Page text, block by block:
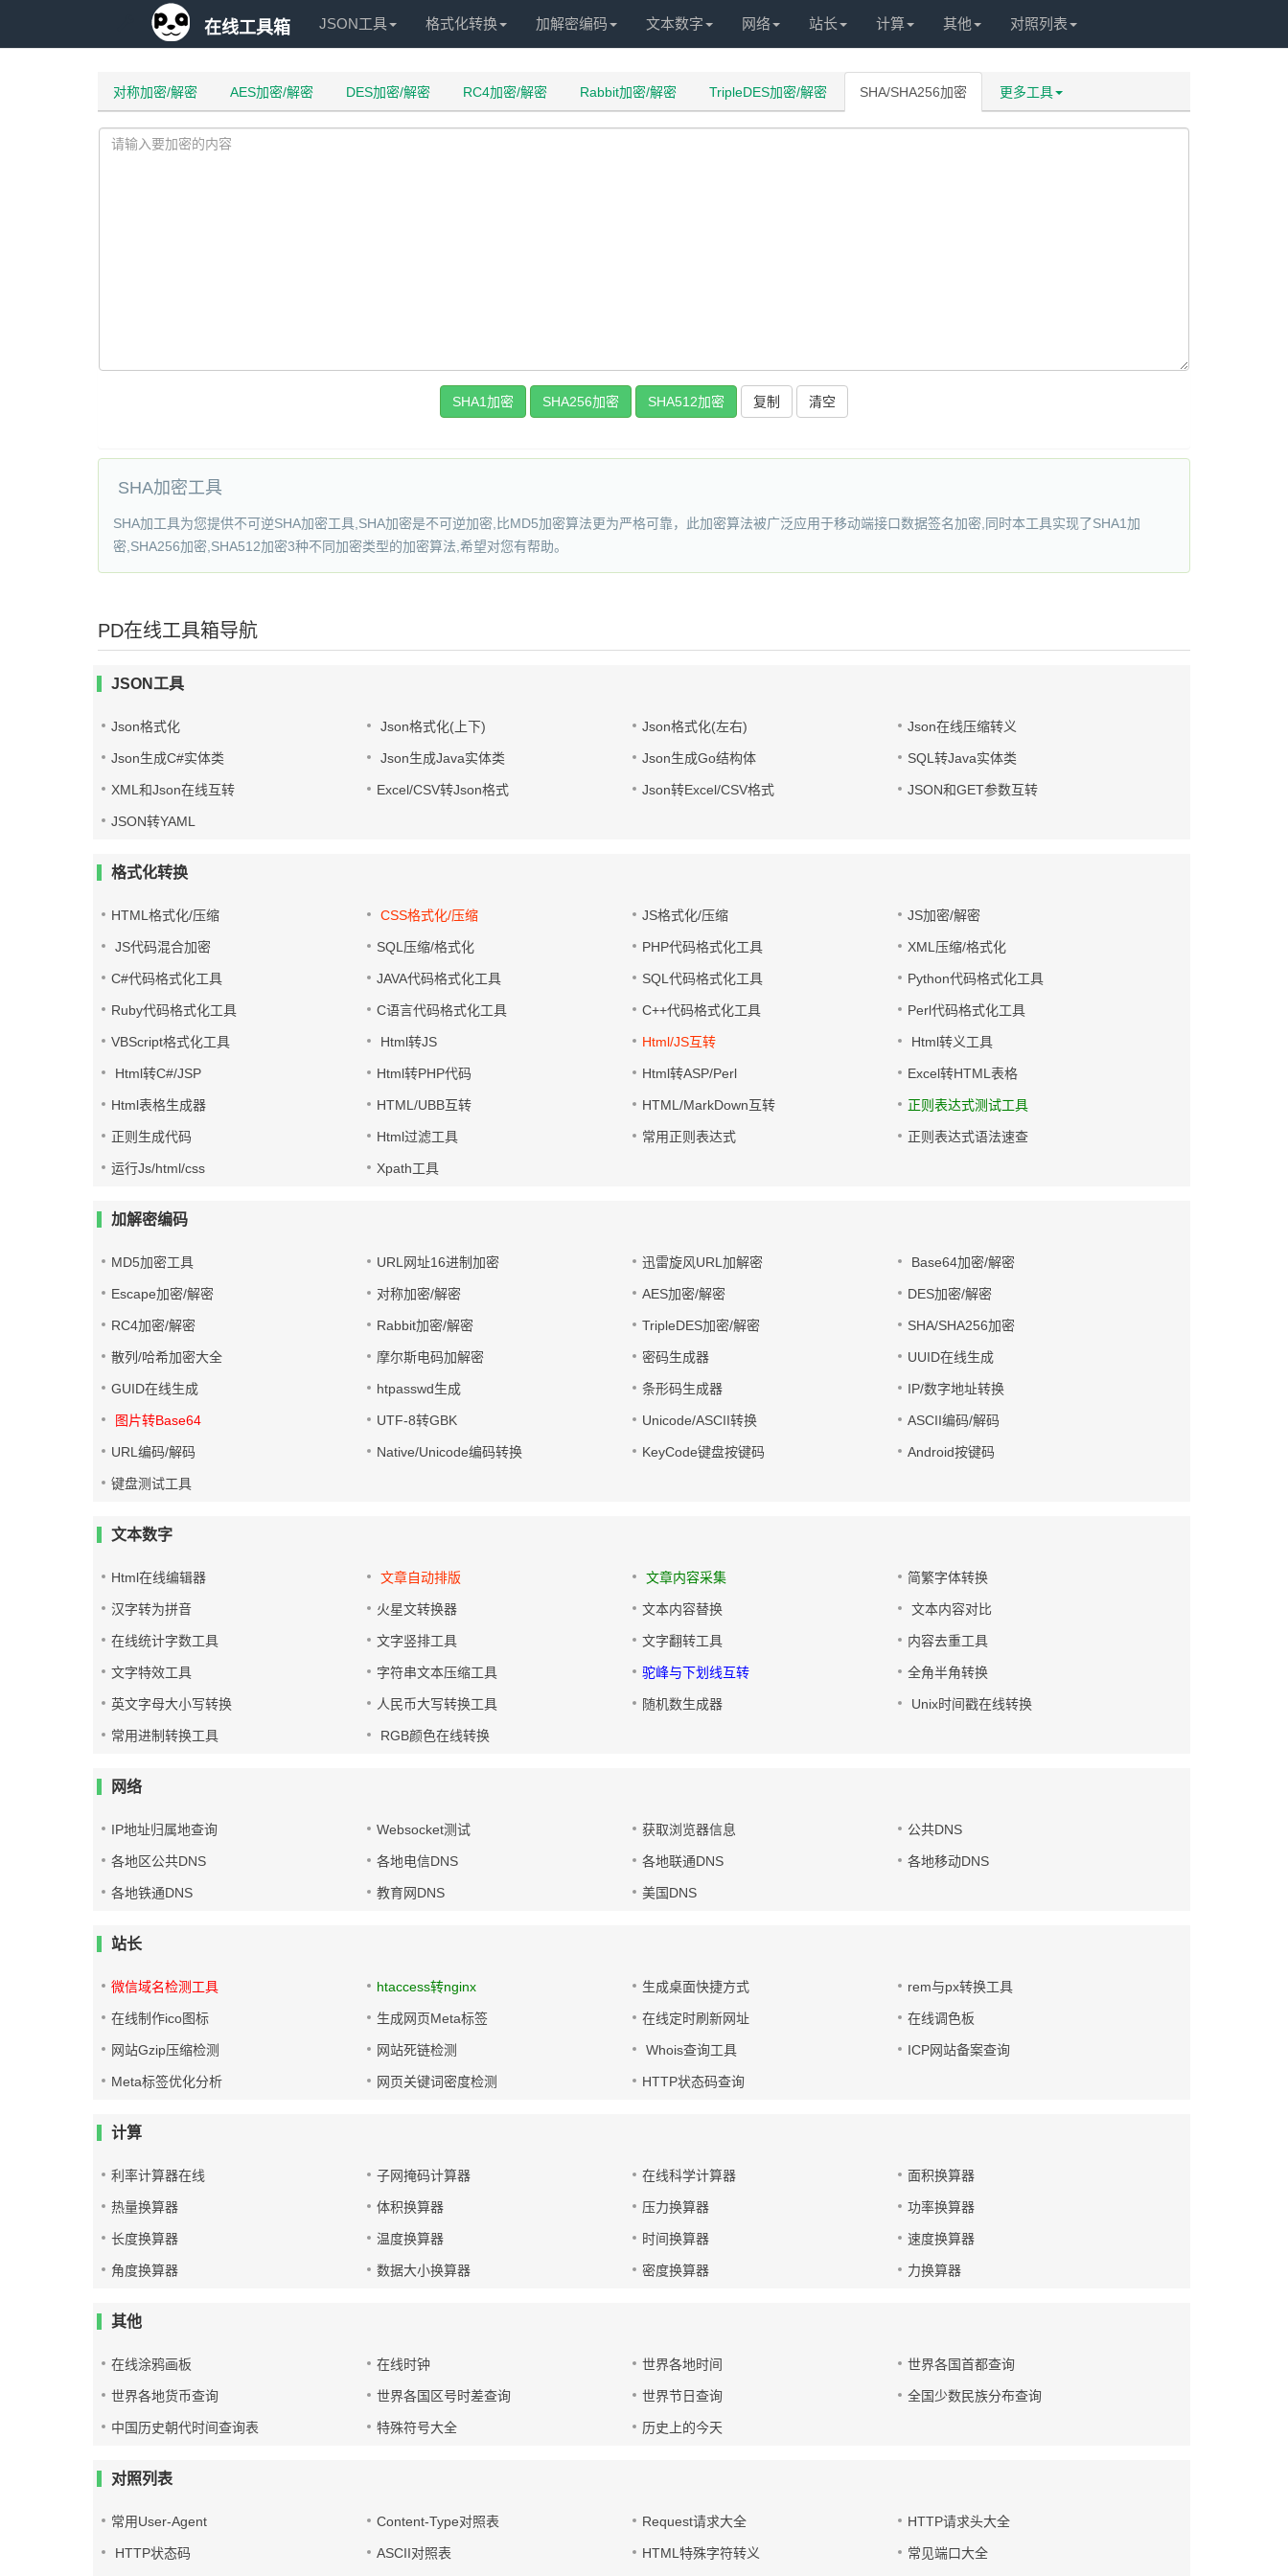
在线工具箱 JSON工具 格式化转换 加解密编码 文本数字 网络 站长 计算 其他 对照列表
对称加密/解密 AES加密/解密 DES加密/解密 RC4加密/解密 Rabbit加密/解密 TripleDES加密/解密 SHA/SHA256加密 更多工具
SHA1加密 SHA256加密 SHA512加密 复制
SHA加密工具
SHA加工具为您提供不可逆SHA加密工具,SHA加密是不可逆加密,比MD5加密算法更为严格可靠，此加密算法被广泛应用于移动端接口数据签名加密,同时本工具实现了SHA1加
密,SHA256加密,SHA512加密3种不同加密类型的加密算法,希望对您有帮助。
PD在线工具箱导航
JSON工具
Json格式化 Json格式化(上下) Json格式化(左右) Json在线压缩转义
Json生成C#实体类 Json生成Java实体类 Json生成Go结构体 SQL转Java实体类
XML和Json在线互转 Excel/CSV转Json格式 Json转Excel/CSV格式 JSON和GET参数互转
JSON转YAML
格式化转换
HTML格式化/压缩 CSS格式化/压缩 JS格式化/压缩 JS加密/解密
JS代码混合加密 SQL压缩/格式化 PHP代码格式化工具 XML压缩/格式化
C#代码格式化工具 JAVA代码格式化工具 SQL代码格式化工具 Python代码格式化工具
Ruby代码格式化工具 C语言代码格式化工具 C++代码格式化工具 Perl代码格式化工具
VBScript格式化工具 Html转JS Html/JS互转 Html转义工具
Html转C#/JSP Html转PHP代码 Html转ASP/Perl Excel转HTML表格
Html表格生成器 HTML/UBB互转 HTML/MarkDown互转 正则表达式测试工具
正则生成代码 Html过滤工具 常用正则表达式 正则表达式语法速查
运行Js/html/css Xpath工具
加解密编码
MD5加密工具 URL网址16进制加密 迅雷旋风URL加解密 Base64加密/解密
Escape加密/解密 对称加密/解密 AES加密/解密 DES加密/解密
RC4加密/解密 Rabbit加密/解密 TripleDES加密/解密 SHA/SHA256加密
散列/哈希加密大全 摩尔斯电码加解密 密码生成器 UUID在线生成
GUID在线生成 htpasswd生成 条形码生成器 IP/数字地址转换
图片转Base64 UTF-8转GBK Unicode/ASCII转换 ASCII编码/解码
URL编码/解码 Native/Unicode编码转换 KeyCode键盘按键码 Android按键码
键盘测试工具
文本数字
Html在线编辑器 文章自动排版 文章内容采集 简繁字体转换
汉字转为拼音 火星文转换器 文本内容替换 文本内容对比
在线统计字数工具 文字竖排工具 文字翻转工具 内容去重工具
文字特效工具 字符串文本压缩工具 驼峰与下划线互转 全角半角转换
英文字母大小写转换 人民币大写转换工具 随机数生成器 Unix时间戳在线转换
常用进制转换工具 RGB颜色在线转换
网络
IP地址归属地查询 Websocket测试 获取浏览器信息 公共DNS
各地区公共DNS 各地电信DNS 各地联通DNS 各地移动DNS
各地铁通DNS 教育网DNS 美国DNS
站长
微信域名检测工具 htaccess转nginx 生成桌面快捷方式 rem与px转换工具
在线制作ico图标 生成网页Meta标签 在线定时刷新网址 在线调色板
网站Gzip压缩检测 网站死链检测 Whois查询工具 ICP网站备案查询
Meta标签优化分析 网页关键词密度检测 HTTP状态码查询
计算
利率计算器在线 子网掩码计算器 在线科学计算器 面积换算器
热量换算器 体积换算器 压力换算器 功率换算器
长度换算器 温度换算器 时间换算器 速度换算器
角度换算器 数据大小换算器 密度换算器 力换算器
其他
在线涂鸦画板 在线时钟 世界各地时间 世界各国首都查询
世界各地货币查询 世界各国区号时差查询 世界节日查询 全国少数民族分布查询
中国历史朝代时间查询表 特殊符号大全 历史上的今天
对照列表
常用User-Agent Content-Type对照表 Request请求大全 HTTP请求头大全
HTTP状态码 ASCII对照表 HTML特殊字符转义 常见端口大全